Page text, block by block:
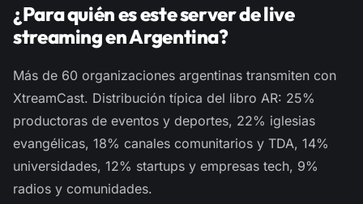
¿Para quién es este server de live
streaming en Argentina?
Más de 60 organizaciones argentinas transmiten con
XtreamCast. Distribución típica del libro AR: 25%
productoras de eventos y deportes, 22% iglesias
evangélicas, 18% canales comunitarios y TDA, 14%
universidades, 12% startups y empresas tech, 9%
radios y comunidades.